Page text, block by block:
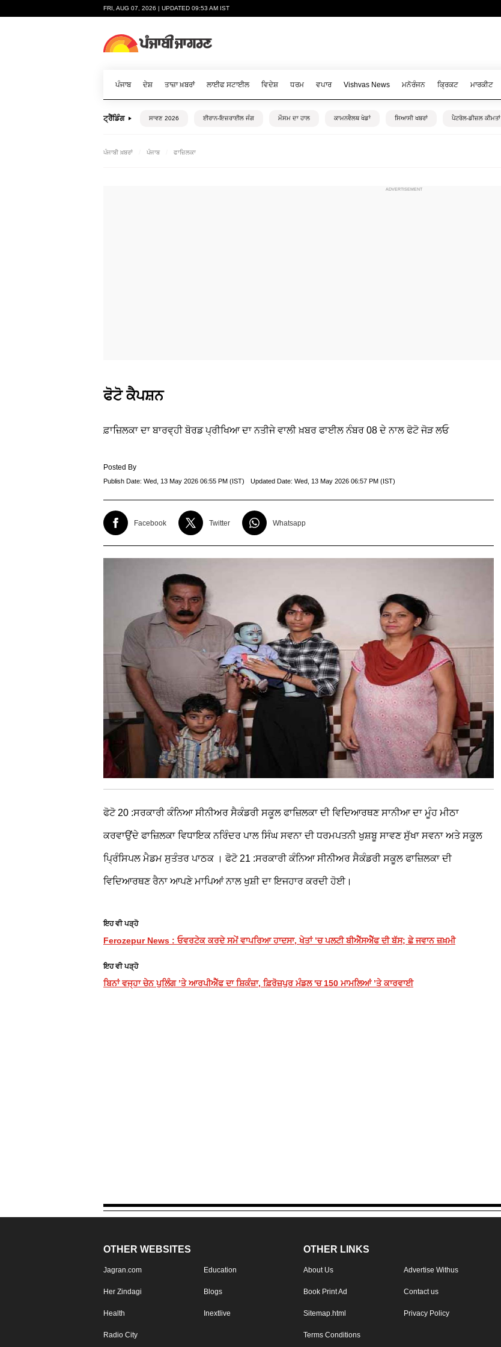
FRI, AUG 07, 2026 | UPDATED 09:53 AM IST
ਪੰਜਾਬ ਦੇਸ਼ ਤਾਜ਼ਾ ਖ਼ਬਰਾਂ ਲਾਈਫ ਸਟਾਈਲ ਵਿਦੇਸ਼ ਧਰਮ ਵਪਾਰ Vishvas News ਮਨੋਰੰਜਨ ਕ੍ਰਿਕਟ ਮਾਰਕੀਟ
ਟ੍ਰੈਂਡਿੰਗ ਸਾਵਣ 2026 ਈਰਾਨ-ਇਜ਼ਰਾਈਲ ਜੰਗ ਮੌਸਮ ਦਾ ਹਾਲ ਕਾਮਨਵੈਲਥ ਖੇਡਾਂ ਸਿਆਸੀ ਖਬਰਾਂ ਪੈਟਰੋਲ-ਡੀਜ਼ਲ ਕੀਮਤਾਂ
ਪੰਜਾਬੀ ਖ਼ਬਰਾਂ ਪੰਜਾਬ ਫਾਜ਼ਿਲਕਾ
ਫੋਟੋ ਕੈਪਸ਼ਨ
ਫ਼ਾਜ਼ਿਲਕਾ ਦਾ ਬਾਰਵ੍ਹੀ ਬੋਰਡ ਪ੍ਰੀਖਿਆ ਦਾ ਨਤੀਜੇ ਵਾਲੀ ਖ਼ਬਰ ਫਾਈਲ ਨੰਬਰ 08 ਦੇ ਨਾਲ ਫੋਟੋ ਜੋੜ ਲਓ
Posted By
Publish Date: Wed, 13 May 2026 06:55 PM (IST) Updated Date: Wed, 13 May 2026 06:57 PM (IST)
Facebook Twitter Whatsapp
ਫੋਟੋ 20 :ਸਰਕਾਰੀ ਕੰਨਿਆ ਸੀਨੀਅਰ ਸੈਕੰਡਰੀ ਸਕੂਲ ਫਾਜ਼ਿਲਕਾ ਦੀ ਵਿਦਿਆਰਥਣ ਸਾਨੀਆ ਦਾ ਮੂੰਹ ਮੀਠਾ
ਕਰਵਾਉਂਦੇ ਫਾਜ਼ਿਲਕਾ ਵਿਧਾਇਕ ਨਰਿੰਦਰ ਪਾਲ ਸਿੰਘ ਸਵਨਾ ਦੀ ਧਰਮਪਤਨੀ ਖੁਸ਼ਬੂ ਸਾਵਣ ਸੁੱਖਾ ਸਵਨਾ ਅਤੇ ਸਕੂਲ
ਪ੍ਰਿੰਸਿਪਲ ਮੈਡਮ ਸੁਤੰਤਰ ਪਾਠਕ । ਫੋਟੋ 21 :ਸਰਕਾਰੀ ਕੰਨਿਆ ਸੀਨੀਅਰ ਸੈਕੰਡਰੀ ਸਕੂਲ ਫਾਜ਼ਿਲਕਾ ਦੀ
ਵਿਦਿਆਰਥਣ ਰੈਨਾ ਆਪਣੇ ਮਾਪਿਆਂ ਨਾਲ ਖੁਸ਼ੀ ਦਾ ਇਜਹਾਰ ਕਰਦੀ ਹੋਈ।
ਇਹ ਵੀ ਪੜ੍ਹੋ
Ferozepur News : ਓਵਰਟੇਕ ਕਰਦੇ ਸਮੇਂ ਵਾਪਰਿਆ ਹਾਦਸਾ, ਖੇਤਾਂ ’ਚ ਪਲਟੀ ਬੀਐੱਸਐੱਫ ਦੀ ਬੱਸ; ਛੇ ਜਵਾਨ ਜ਼ਖ਼ਮੀ
ਇਹ ਵੀ ਪੜ੍ਹੋ
ਬਿਨਾਂ ਵਜ੍ਹਾ ਚੇਨ ਪੁਲਿੰਗ ’ਤੇ ਆਰਪੀਐੱਫ ਦਾ ਸ਼ਿਕੰਜ਼ਾ, ਫ਼ਿਰੋਜ਼ਪੁਰ ਮੰਡਲ 'ਚ 150 ਮਾਮਲਿਆਂ ’ਤੇ ਕਾਰਵਾਈ
OTHER WEBSITES
Jagran.com Education
Her Zindagi Blogs
Health Inextlive
Radio City
OTHER LINKS
About Us Advertise Withus
Book Print Ad Contact us
Sitemap.html Privacy Policy
Terms Conditions